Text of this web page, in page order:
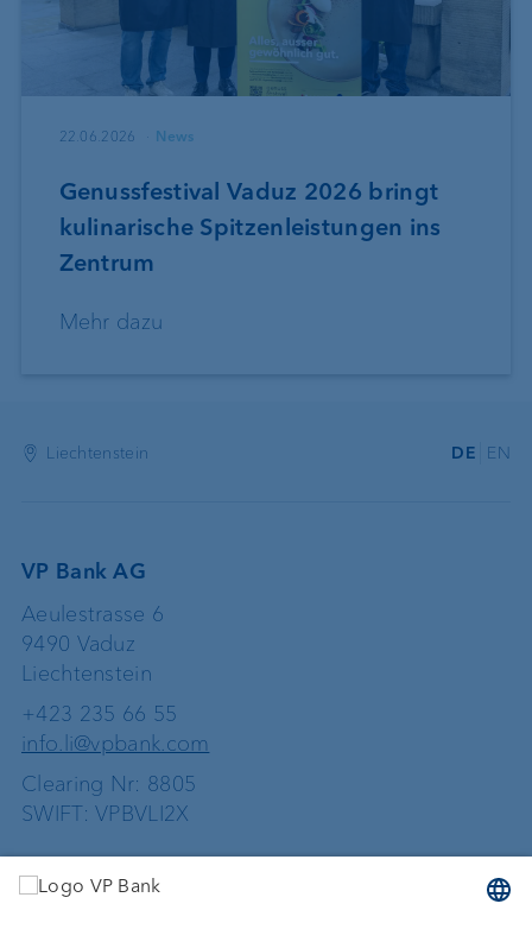
22.06.2026 News
Genussfestival Vaduz 2026 bringt
kulinarische Spitzenleistungen ins
Zentrum
Mehr dazu
Liechtenstein DE EN
VP Bank AG
Aeulestrasse 6
9490 Vaduz
Liechtenstein
+423 235 66 55
info.li@vpbank.com
Clearing Nr: 8805
SWIFT: VPBVLI2X
Dienstleistungen